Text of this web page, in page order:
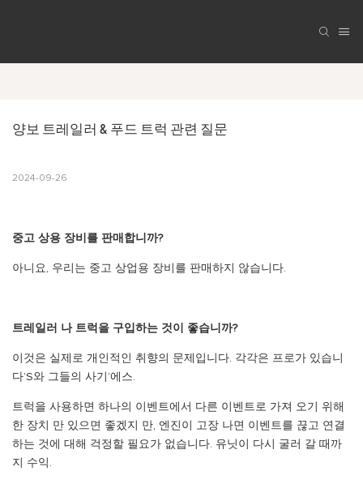
양보 트레일러 & 푸드 트럭 관련 질문
2024-09-26
중고 상용 장비를 판매합니까?
아니요, 우리는 중고 상업용 장비를 판매하지 않습니다.
트레일러 나 트럭을 구입하는 것이 좋습니까?
이것은 실제로 개인적인 취향의 문제입니다. 각각은 프로가 있습니
다’S와 그들의 사기’에스.
트럭을 사용하면 하나의 이벤트에서 다른 이벤트로 가져 오기 위해
한 장치 만 있으면 좋겠지 만, 엔진이 고장 나면 이벤트를 끊고 연결
하는 것에 대해 걱정할 필요가 없습니다. 유닛이 다시 굴러 갈 때까
지 수익.